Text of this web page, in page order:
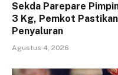
Sekda Parepare
3 Kg, Pemkot
Penyaluran
Agustus 4, 2026